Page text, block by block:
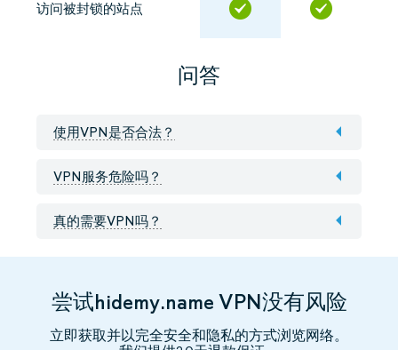
访问被封锁的站点
问答
使用VPN是否合法？
VPN服务危险吗？
真的需要VPN吗？
尝试hidemy.name VPN没有风险
立即获取并以完全安全和隐私的方式浏览网络。